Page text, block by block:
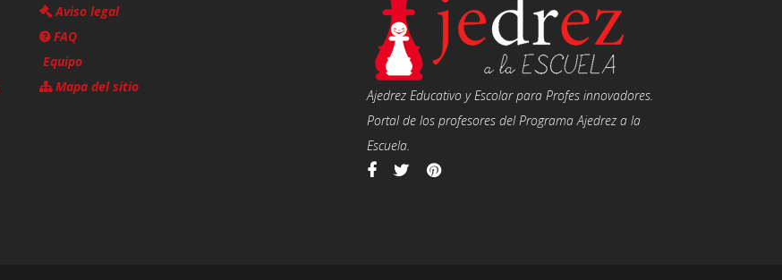
Aviso legal
FAQ
Equipo
Mapa del sitio
Ajedrez Educativo y Escolar para Profes innovadores.
Portal de los profesores del Programa Ajedrez a la
Escuela.